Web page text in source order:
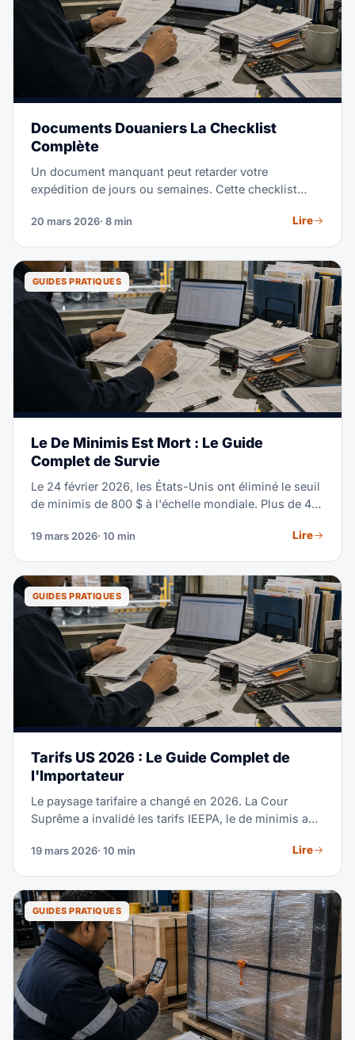
Documents Douaniers La Checklist
Complète
Un document manquant peut retarder votre
expédition de jours ou semaines. Cette checklist
international.
20 mars 2026· 8 min Lire
GUIDES PRATIQUES
Le De Minimis Est Mort : Le Guide
Complet de Survie
Le 24 février 2026, les États-Unis ont éliminé le seuil
de minimis de 800 $ à l'échelle mondiale. Plus de 4
en douane sans droits nécessitent désormais une
paiement intégral des droits. Si vous vendez ou
importez quoi que ce soit aux États-Unis, ce guide
est une lecture obligatoire.
19 mars 2026· 10 min Lire
GUIDES PRATIQUES
Tarifs US 2026 : Le Guide Complet de
l'Importateur
Le paysage tarifaire a changé en 2026. La Cour
Suprême a invalidé les tarifs IEEPA, le de minimis a
vigueur.
19 mars 2026· 10 min Lire
GUIDES PRATIQUES